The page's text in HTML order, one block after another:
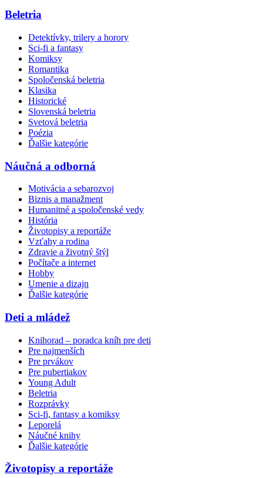
Beletria
Detektívky, trilery a horory
Sci-fi a fantasy
Komiksy
Romantika
Spoločenská beletria
Klasika
Historické
Slovenská beletria
Svetová beletria
Poézia
Ďalšie kategórie
Náučná a odborná
Motivácia a sebarozvoj
Biznis a manažment
Humanitné a spoločenské vedy
História
Životopisy a reportáže
Vzťahy a rodina
Zdravie a životný štýl
Počítače a internet
Hobby
Umenie a dizajn
Ďalšie kategórie
Deti a mládež
Knihorad – poradca kníh pre deti
Pre najmenších
Pre prvákov
Pre pubertiakov
Young Adult
Beletria
Rozprávky
Sci-fi, fantasy a komiksy
Leporelá
Náučné knihy
Ďalšie kategórie
Životopisy a reportáže